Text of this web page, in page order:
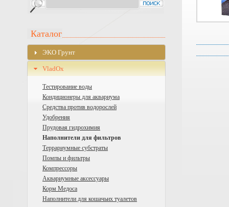
Каталог
ЭKO Грунт
VladOx
Тестирование воды
Кондиционеры для аквариума
Средства против водорослей
Удобрения
Прудовая гидрохимия
Наполнители для фильтров
Террариумные субстраты
Помпы и фильтры
Компрессоры
Аквариумные аксессуары
Корм Медоса
Наполнители для кошачьих туалетов